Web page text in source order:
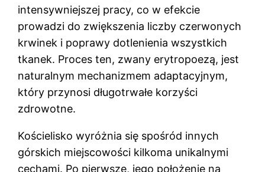
intensywniejszej pracy, co w efekcie
prowadzi do zwiększenia liczby czerwonych
krwinek i poprawy dotlenienia wszystkich
tkanek. Proces ten, zwany erytropoezą, jest
naturalnym mechanizmem adaptacyjnym,
który przynosi długotrwałe korzyści
zdrowotne.
Kościelisko wyróżnia się spośród innych
górskich miejscowości kilkoma unikalnymi
cechami. Po pierwsze, jego położenie na